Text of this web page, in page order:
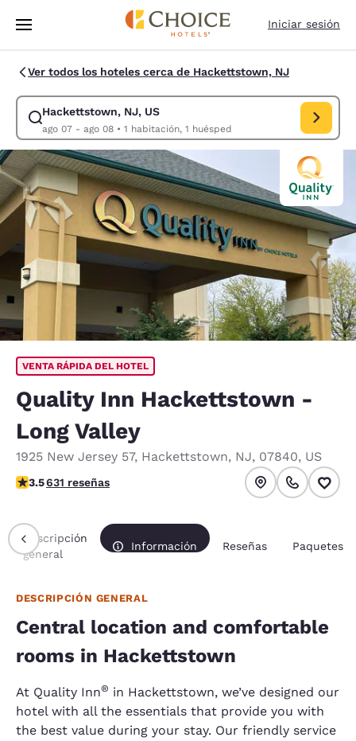
Pasar A Contenido Principal
Iniciar sesión
Ver todos los hoteles cerca de Hackettstown, NJ
Hackettstown, NJ, US
ago 07 - ago 08• 1 habitación, 1 huésped
Modificar la búsqueda de Hackettstown, NJ, US. Fecha de check-in
VENTA RÁPIDA DEL HOTEL
Quality Inn Hackettstown -
Long Valley
1925 New Jersey 57, Hackettstown, NJ, 07840, US
calificación de 3.53 estrellas. Bueno.
3.5631 reseñas
Descripción
general
Información Reseñas Paquetes
DESCRIPCIÓN GENERAL
Central location and comfortable
rooms in Hackettstown
At Quality Inn® in Hackettstown, we’ve designed our
hotel with all the essentials that provide you with
the best value during your stay. Our friendly service